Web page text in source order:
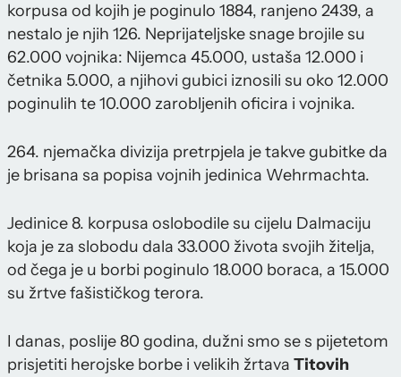
korpusa od kojih je poginulo 1884, ranjeno 2439, a
nestalo je njih 126. Neprijateljske snage brojile su
62.000 vojnika: Nijemca 45.000, ustaša 12.000 i
četnika 5.000, a njihovi gubici iznosili su oko 12.000
poginulih te 10.000 zarobljenih oficira i vojnika.
264. njemačka divizija pretrpjela je takve gubitke da
je brisana sa popisa vojnih jedinica Wehrmachta.
Jedinice 8. korpusa oslobodile su cijelu Dalmaciju
koja je za slobodu dala 33.000 života svojih žitelja,
od čega je u borbi poginulo 18.000 boraca, a 15.000
su žrtve fašističkog terora.
I danas, poslije 80 godina, dužni smo se s pijetetom
prisjetiti herojske borbe i velikih žrtava Titovih